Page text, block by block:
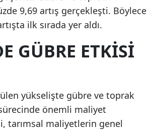
9,69 artış gerçekleşti. Böylece
ilk sırada yer aldı.
GÜBRE ETKISI
yükselişte gübre ve toprak
önemli maliyet
tarımsal maliyetlerin genel